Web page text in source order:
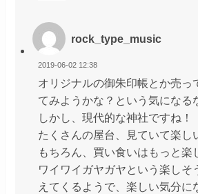
rock_type_music
2019-06-02 12:38
オリジナルの御朱印帳とか売っ
てみようかな？という気になる
しかし、現代的な神社ですね！
たくさんの屋台、見ていて楽し
もちろん、買い食いはもっと楽
ワイワイガヤガヤという楽しそ
えてくるようで、楽しい気分に